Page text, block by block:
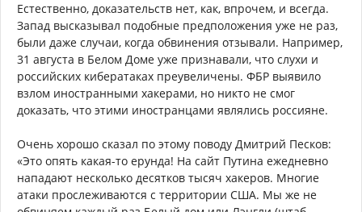
Естественно, доказательств нет, как, впрочем, и всегда.
Запад высказывал подобные предположения уже не раз,
были даже случаи, когда обвинения отзывали. Например,
31 августа в Белом Доме уже признавали, что слухи и
российских кибератаках преувеличены. ФБР выявило
взлом иностранными хакерами, но никто не смог
доказать, что этими иностранцами являлись россияне.
Очень хорошо сказал по этому поводу Дмитрий Песков:
«Это опять какая-то ерунда! На сайт Путина ежедневно
нападают несколько десятков тысяч хакеров. Многие
атаки прослеживаются с территории США. Мы же не